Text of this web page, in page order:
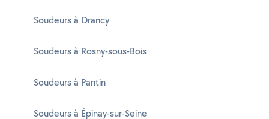
Soudeurs à Drancy
Soudeurs à Rosny-sous-Bois
Soudeurs à Pantin
Soudeurs à Épinay-sur-Seine